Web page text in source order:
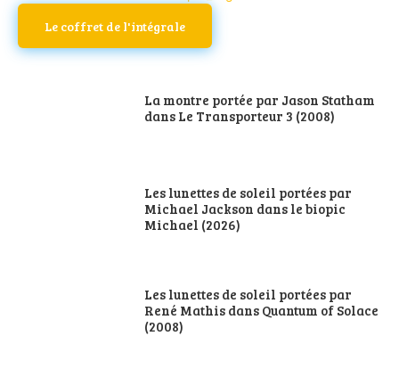
Le coffret de l'intégrale
La montre portée par Jason Statham
dans Le Transporteur 3 (2008)
Les lunettes de soleil portées par
Michael Jackson dans le biopic
Michael (2026)
Les lunettes de soleil portées par
René Mathis dans Quantum of Solace
(2008)